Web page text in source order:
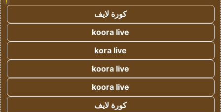
كورة لايف
koora live
kora live
koora live
koora live
كورة لايف